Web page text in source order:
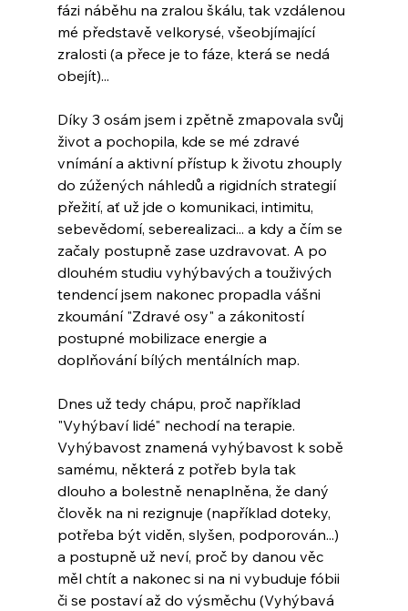
fázi náběhu na zralou škálu, tak vzdálenou
mé představě velkorysé, všeobjímající
zralosti (a přece je to fáze, která se nedá
obejít)...
Díky 3 osám jsem i zpětně zmapovala svůj
život a pochopila, kde se mé zdravé
vnímání a aktivní přístup k životu zhouply
do zúžených náhledů a rigidních strategií
přežití, ať už jde o komunikaci, intimitu,
sebevědomí, seberealizaci... a kdy a čím se
začaly postupně zase uzdravovat. A po
dlouhém studiu vyhýbavých a touživých
tendencí jsem nakonec propadla vášni
zkoumání "Zdravé osy" a zákonitostí
postupné mobilizace energie a
doplňování bílých mentálních map.
Dnes už tedy chápu, proč například
"Vyhýbaví lidé" nechodí na terapie.
Vyhýbavost znamená vyhýbavost k sobě
samému, některá z potřeb byla tak
dlouho a bolestně nenaplněna, že daný
člověk na ni rezignuje (například doteky,
potřeba být viděn, slyšen, podporován...)
a postupně už neví, proč by danou věc
měl chtít a nakonec si na ni vybuduje fóbii
či se postaví až do výsměchu (Vyhýbavá